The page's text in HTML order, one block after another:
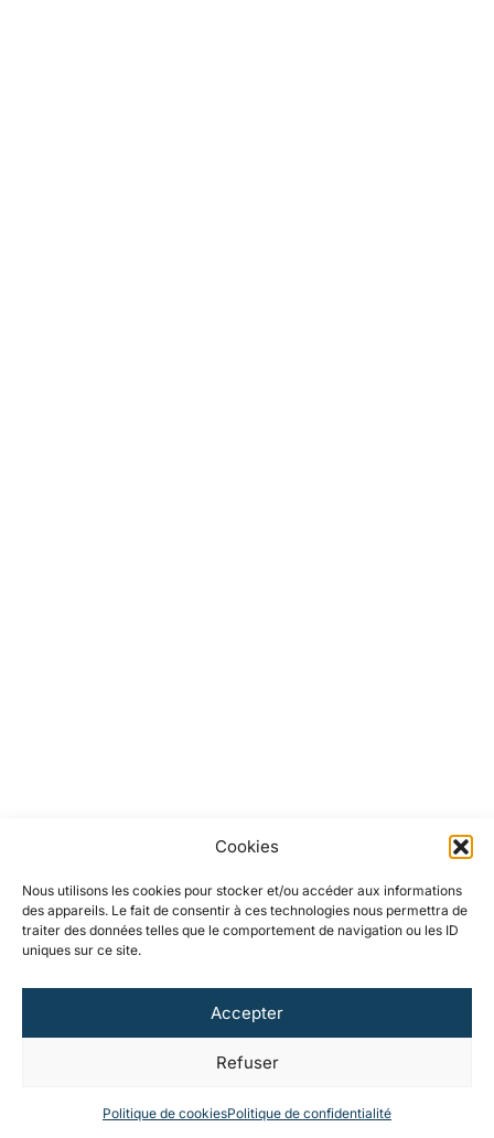
Cookies
Nous utilisons les cookies pour stocker et/ou accéder aux informations
des appareils. Le fait de consentir à ces technologies nous permettra de
traiter des données telles que le comportement de navigation ou les ID
uniques sur ce site.
Accepter
Refuser
Politique de cookiesPolitique de confidentialité